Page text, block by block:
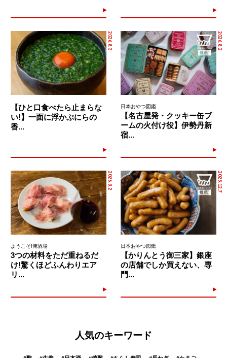
2026.8.3
【ひと口食べたら止まらな
い!】一面に浮かぶにらの
香...
2026.8.2
日本おやつ図鑑
【名古屋発・クッキー缶ブ
ームの火付け役】伊勢丹新
宿...
2026.8.2
ようこそ!俺酒場
3つの材料をただ重ねるだ
け!驚くほどふんわりエア
リ...
2025.12.7
日本おやつ図鑑
【かりんとう御三家】銀座
の店舗でしか買えない、専
門...
人気のキーワード